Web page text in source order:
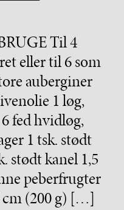
Til 4
eller til 6 som
auberginer
1 løg,
fed hvidløg,
1 tsk. stødt
stødt kanel 1,5
peberfrugter
cm (200 g) […]